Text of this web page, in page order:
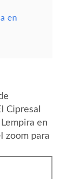
en
Cipresal
en
zoom para